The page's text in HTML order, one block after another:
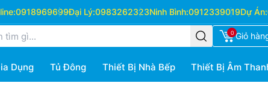
0918969699Đại Lý:0983262323Ninh Bình:0912339019Dự Án:
0 Giỏ
Dụng Tủ Đông Thiết Bị Nhà Bếp Thiết Bị Âm